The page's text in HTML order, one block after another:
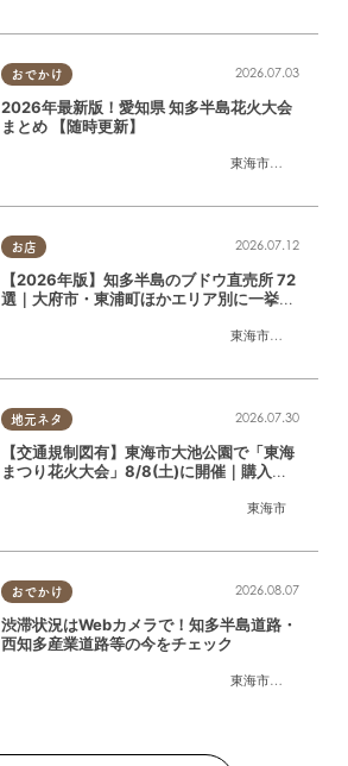
おでかけ
東海市
,大府市
2026.07.03
2026年最新版！愛知県 知多半島花火大会
まとめ 【随時更新】
お店
東海市
,大府市
2026.07.12
【2026年版】知多半島のブドウ直売所 72
選｜大府市・東浦町ほかエリア別に一挙紹
地元ネタ
東海市
2026.07.30
【交通規制図有】東海市大池公園で「東海
まつり花火大会」8/8(土)に開催｜購入方
おでかけ
東海市
,大府市
2026.08.07
渋滞状況はWebカメラで！知多半島道路・
西知多産業道路等の今をチェック